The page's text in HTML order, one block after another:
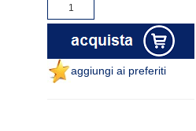
aggiungi ai preferiti